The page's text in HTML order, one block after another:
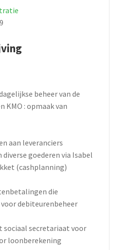
beheer van de
KMO : opmaak van
aan leveranciers
goederen via Isabel
(cashplanning)
die
debiteurenbeheer
secretariaat voor
loonberekening